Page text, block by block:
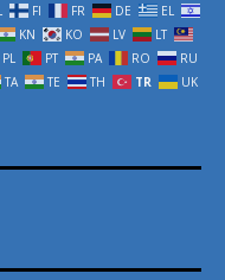
FI FR DE
EL
KN KO LV
LT
PL PT PA RO
RU
TA TE TH TR
UK